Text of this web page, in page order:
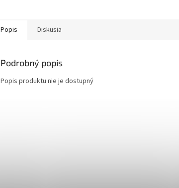
Popis Diskusia
Podrobný popis
Popis produktu nie je dostupný